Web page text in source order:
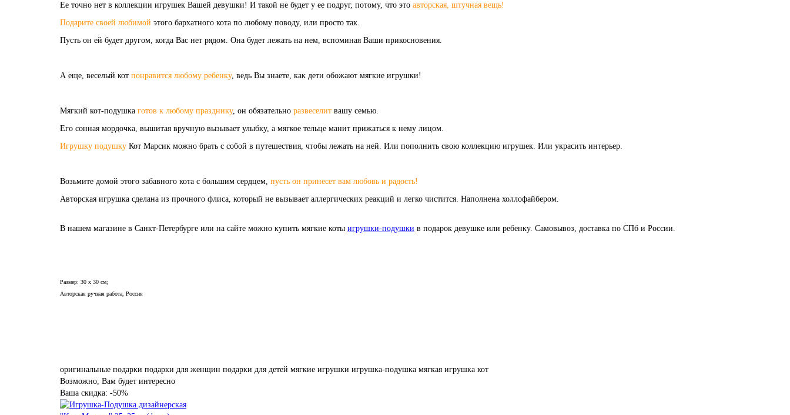
Ее точно нет в коллекции игрушек Вашей девушки! И такой не будет у ее подруг, потому, что это авторская, штучная вещь!
Подарите своей любимой этого бархатного кота по любому поводу, или просто так.
Пусть он ей будет другом, когда Вас нет рядом. Она будет лежать на нем, вспоминая Ваши прикосновения.
А еще, веселый кот понравится любому ребенку, ведь Вы знаете, как дети обожают мягкие игрушки!
Мягкий кот-подушка готов к любому празднику, он обязательно развеселит вашу семью.
Его сонная мордочка, вышитая вручную вызывает улыбку, а мягкое тельце манит прижаться к нему лицом.
Игрушку подушку Кот Марсик можно брать с собой в путешествия, чтобы лежать на ней. Или пополнить свою коллекцию игрушек. Или украсить интерьер.
Возьмите домой этого забавного кота с большим сердцем, пусть он принесет вам любовь и радость!
Авторская игрушка сделана из прочного флиса, который не вызывает аллергических реакций и легко чистится. Наполнена холлофайбером.
В нашем магазине в Санкт-Петербурге или на сайте можно купить мягкие коты игрушки-подушки в подарок девушке или ребенку. Самовывоз, доставка по СПб и России.
Размер: 30 х 30 см;
Авторская ручная работа, Россия
оригинальные подарки подарки для женщин подарки для детей мягкие игрушки игрушка-подушка мягкая игрушка кот
Возможно, Вам будет интересно
Ваша скидка: -50%